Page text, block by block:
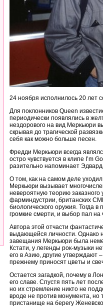
24 ноября исполнилось 20 лет
Для поклонников Queen
периодически появлялись в
нездорового на вид Меркьюри
скрывая до трагической
себя как можно больше песен.
Фредди Меркьюри всегда
остро чувствуется в клипе I’m
разительно напоминает
О том, как на самом деле
Меркьюри вызывает
невероятную теорию заказного
фарминдустрии, британских
биологического оружия. Тогда
громкие смерти, и выбор пал
Автора этой отчасти
выдающейся личности. Однако
завещания Меркьюри была
Кстати, у легенды рок-музыки
его в Азию, другие утверждают
прежнему приносят цветы и
Остается загадкой, почему в
его славе. Спустя пять лет
но их стремление никто не
вроде не против монумента, но
пристанище на берегу